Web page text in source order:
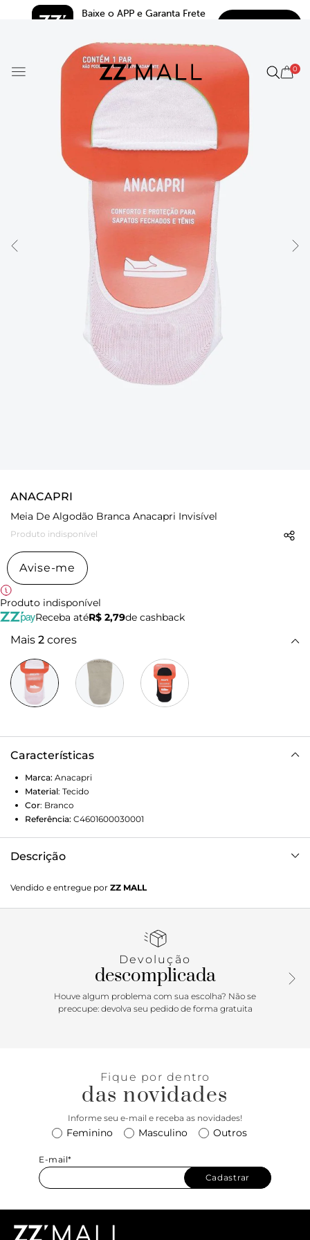
Baixe o APP e Garanta Frete
0
ANACAPRI
Meia De Algodão Branca Anacapri Invisível
Produto indisponível
Avise-me
Produto indisponível
Receba atéR$ 2,79de cashback
Mais 2 cores
Características
Marca: Anacapri
Material: Tecido
Cor: Branco
Referência: C4601600030001
Descrição
modelo confeccionado em tecido de algodão estilo
sapatilha, traz parte inferior reforçada, proporcionando
fechado e arredondado no tornozelo, traz assinatura
de meias e a peça não pode ser vendida separadamente.
Porque Apostar: O calce perfeito é aquele que traz mais
conforto e praticidade. Proporcionando maior proteção
Vendido e entregue por ZZ MALL
Devolução
descomplicada
Houve algum problema com sua escolha? Não se
preocupe: devolva seu pedido de forma gratuita
Fique por dentro
das novidades
Informe seu e-mail e receba as novidades!
Feminino Masculino Outros
E-mail*
Cadastrar